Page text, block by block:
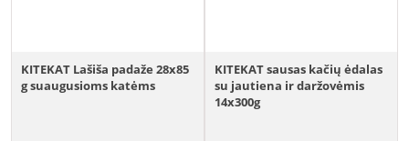
KITEKAT Lašiša padaže 28x85
g suaugusioms katėms
KITEKAT sausas kačių ėdalas
su jautiena ir daržovėmis
14x300g